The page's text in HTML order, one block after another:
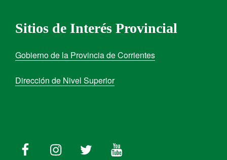
Sitios de Interés Provincial
Gobierno de la Provincia de Corrientes
Dirección de Nivel Superior